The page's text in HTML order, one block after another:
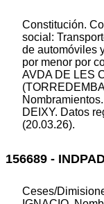
Constitución.
social:
de automóviles
por menor por
AVDA DE LES
DEIXY. Datos
(20.03.26).
156689 -
Ceses/